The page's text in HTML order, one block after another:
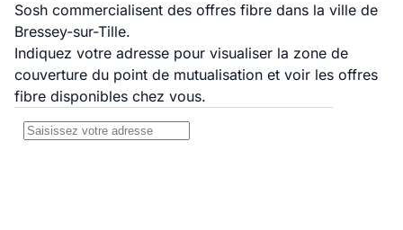
Sosh commercialisent des offres fibre dans la ville de
Bressey-sur-Tille.
Indiquez votre adresse pour visualiser la zone de
couverture du point de mutualisation et voir les offres
fibre disponibles chez vous.